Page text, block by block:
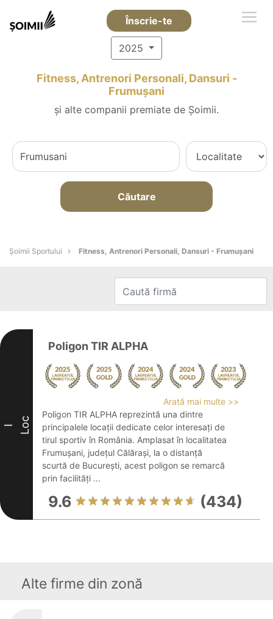
Înscrie-te
2025
Fitness, Antrenori Personali, Dansuri -
Frumuşani
și alte companii premiate de Șoimii.
Căutare
Șoimii Sportului Fitness, Antrenori Personali, Dansuri - Frumuşani
I Loc
Poligon TIR ALPHA
Arată mai multe >>
Poligon TIR ALPHA reprezintă una dintre
principalele locații dedicate celor interesați de
tirul sportiv în România. Amplasat în localitatea
Frumușani, județul Călărași, la o distanță
scurtă de București, acest poligon se remarcă
prin facilități ...
9.6 (434)
Alte firme din zonă